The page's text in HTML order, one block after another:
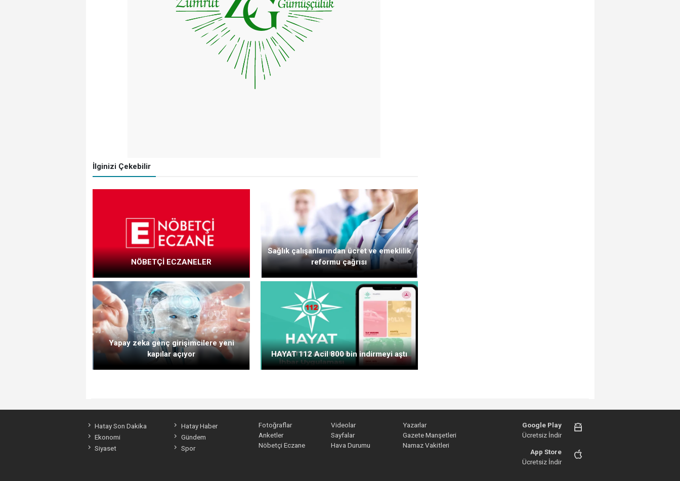
İlginizi Çekebilir
NÖBETÇİ ECZANELER
Sağlık çalışanlarından ücret ve emeklilik
reformu çağrısı
Yapay zeka genç girişimcilere yeni
kapılar açıyor
HAYAT 112 Acil 800 bin indirmeyi aştı
Hatay Son Dakika
Hatay Haber
Ekonomi
Gündem
Siyaset
Spor
Fotoğraflar Videolar
Yazarlar
Anketler
Sayfalar
Gazete Manşetleri
Nöbetçi Eczane
Hava Durumu Namaz Vakitleri
Google Play
Ücretsiz İndir
App Store
Ücretsiz İndir